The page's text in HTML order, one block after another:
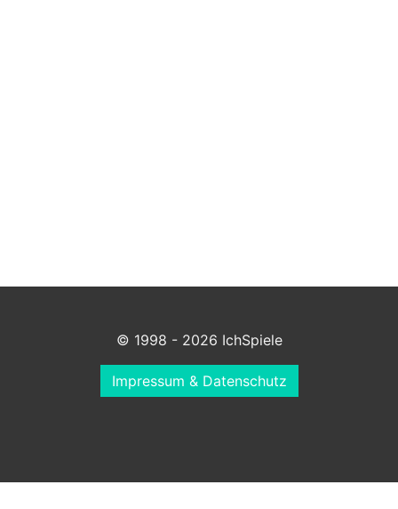
© 1998 - 2026 IchSpiele
Impressum & Datenschutz